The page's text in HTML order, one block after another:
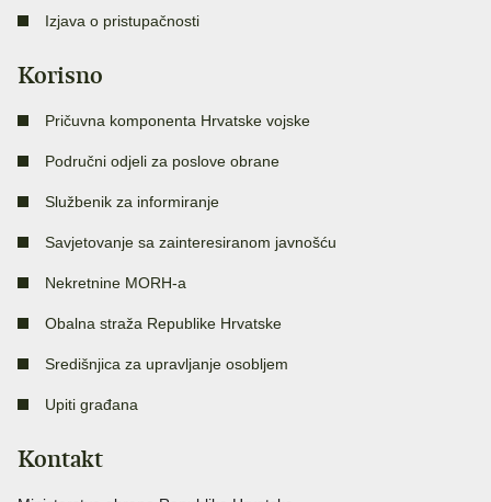
Izjava o pristupačnosti
Korisno
Pričuvna komponenta Hrvatske vojske
Područni odjeli za poslove obrane
Službenik za informiranje
Savjetovanje sa zainteresiranom javnošću
Nekretnine MORH-a
Obalna straža Republike Hrvatske
Središnjica za upravljanje osobljem
Upiti građana
Kontakt